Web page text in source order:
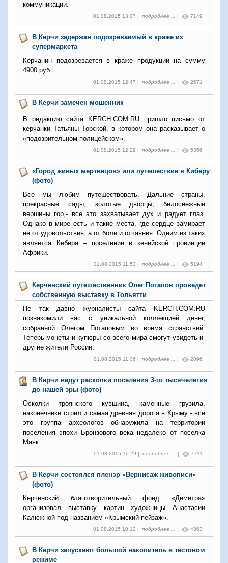
коммуникации.
01.08.2015 13:07 | подробнее ... | 7149
В Керчи задержан подозреваемый в краже из
супермаркета
Керчанин подозревается в краже продукции на сумму
4900 руб.
01.08.2015 12:47 | подробнее ... | 2571
В Керчи замечен мошенник
В редакцию сайта KERCH.COM.RU пришло письмо от
керчанки Татьяны Торской, в котором она расказывает о
«подозрительном полицейском».
01.08.2015 12:29 | подробнее ... | 5356
«Город живых мертвецов» или путешествие в Киберу
(фото)
Все мы любим путешествовать. Дальние страны,
прекрасные сады, золотые дворцы, белоснежные
вершины гор,- все это захватывает дух и радует глаз.
Однако в мире есть и такие места, где сердце замирает
не от удовольствия, а от боли и отчаяния. Одним из таких
является Кибера – поселение в кенийской провинции
Африки.
01.08.2015 11:53 | подробнее ... | 5194
Керченский путешественник Олег Потапов проведет
собственную выставку в Тольятти
Не так давно журналисты сайта KERCH.COM.RU
познакомили вас с уникальной коллекцией денег,
собранной Олегом Потаповым во время странствий.
Теперь монеты и купюры со всего мира смогут увидеть и
другие жители России.
01.08.2015 11:06 | подробнее ... | 2896
В Керчи ведут раскопки поселения 3-го тысячелетия
до нашей эры (фото)
Осколки троянского кувшина, каменные грузила,
наконечники стрел и самая древняя дорога в Крыму - все
это группа археологов обнаружила на территории
поселения эпохи Бронзового века недалеко от поселка
Маяк.
01.08.2015 10:29 | подробнее ... | 7711
В Керчи состоялся пленэр «Вернисаж живописи»
(фото)
Керченский благотворительный фонд «Деметра»
организовал выставку картин художницы Анастасии
Калюжной под названием «Крымский пейзаж».
01.08.2015 10:12 | подробнее ... | 4363
В Керчи запускают большой накопитель в тестовом
режиме